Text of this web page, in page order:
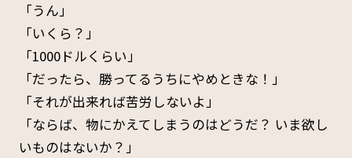
「うん」
「いくら？」
「1000ドルくらい」
「だったら、勝ってるうちにやめときな！」
「それが出来れば苦労しないよ」
「ならば、物にかえてしまうのはどうだ？ いま欲し
いものはないか？」